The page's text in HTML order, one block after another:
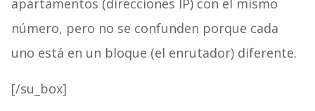
apartamentos (direcciones IP) con el mismo
número, pero no se confunden porque cada
uno está en un bloque (el enrutador) diferente.
[/su_box]